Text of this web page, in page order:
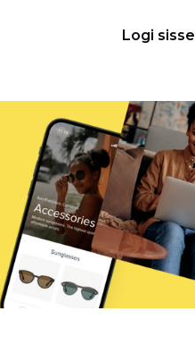
Logi sisse